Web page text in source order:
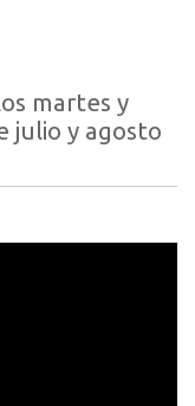
martes y
julio y agosto